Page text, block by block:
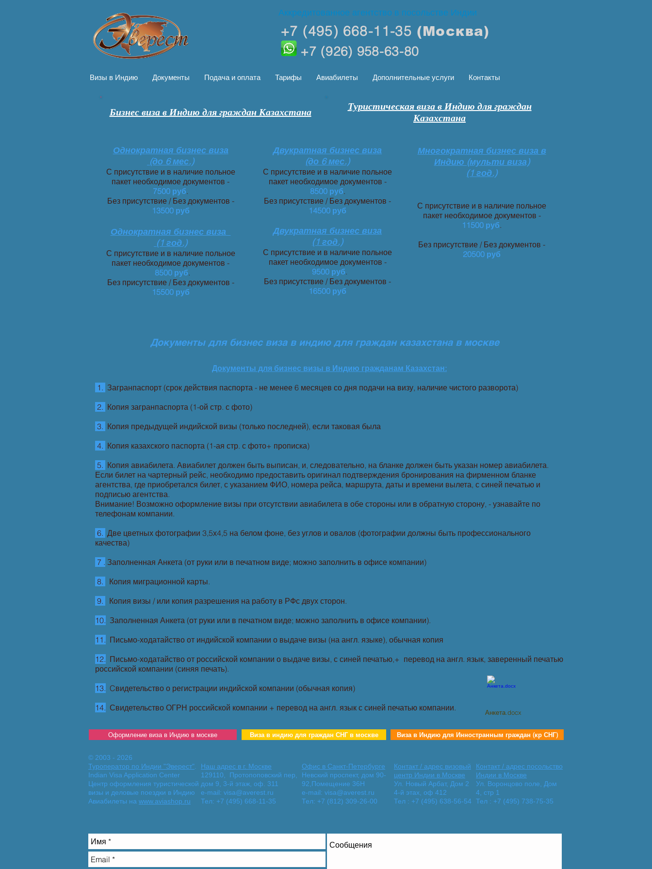
Визы в Индию Документы Подача и оплата Тарифы Авиабилеты Дополнительные услуги Контакты
Аккредитованное агентство в посольстве Индии
+7 (495) 668-11-35 (Москва)
+7 (926) 958-63-80
Бизнес виза в Индию для граждан Казахстана
Туристическая виза в Индию для граждан
Казахстана
Однократная бизнес виза
(до 6 мес.)
С присутствие и в наличие польное
пакет необходимое документов -
7500 руб.
Без присутствие / Без документов -
13500 руб
Однократная бизнес виза
(1 год.)
С присутствие и в наличие польное
пакет необходимое документов -
8500 руб.
Без присутствие / Без документов -
15500 руб
Двукратная бизнес виза
(до 6 мес.)
С присутствие и в наличие польное
пакет необходимое документов -
8500 руб.
Без присутствие / Без документов -
14500 руб
Двукратная бизнес виза
(1 год.)
С присутствие и в наличие польное
пакет необходимое документов -
9500 руб.
Без присутствие / Без документов -
16500 руб
Многократная бизнес виза в
Индию (мульти виза)
(1 год.)
С присутствие и в наличие польное
пакет необходимое документов -
11500 руб.
Без присутствие / Без документов -
20500 руб
Документы для бизнеc виза в индию для граждан казахстана в москве
Документы для бизнес визы в Индию гражданам Казахстан:
1. Загранпаспорт (срок действия паспорта - не менее 6 месяцев со дня подачи на визу, наличие чистого разворота)
2. Копия загранпаспорта (1-ой стр. с фото)
3. Копия предыдущей индийской визы (только последней), если таковая была
4. Копия казахского паспорта (1-ая стр. с фото+ прописка)
5. Копия авиабилета. Авиабилет должен быть выписан, и, следовательно, на бланке должен быть указан номер авиабилета.
Если билет на чартерный рейс, необходимо предоставить оригинал подтверждения бронирования на фирменном бланке
агентства, где приобретался билет, с указанием ФИО, номера рейса, маршрута, даты и времени вылета, с синей печатью и
подписью агентства.
Внимание! Возможно оформление визы при отсутствии авиабилета в обе стороны или в обратную сторону, - узнавайте по
телефонам компании.
6. Две цветных фотографии 3,5х4,5 на белом фоне, без углов и овалов (фотографии должны быть профессионального
качества)
7 . Заполненная Анкета (от руки или в печатном виде; можно заполнить в офисе компании)
8.
Копия миграционной карты.
9.
Копия визы / или копия разрешения на работу в РФс двух сторон.
10. Заполненная Анкета (от руки или в печатном виде; можно заполнить в офисе компании).
11. Письмо-ходатайство от индийской компании о выдаче визы (на англ. языке), обычная копия
12. Письмо-ходатайство от российской компании о выдаче визы, с синей печатью,+ перевод на англ. язык, заверенный печатью
российской компании (синяя печать).
13. Cвидетельство о регистрации индийской компании (обычная копия)
14. Свидетельство ОГРН российской компании + перевод на англ. язык с синей печатью компании. Анкета.docx
Оформление виза в Индию в москве Виза в индию для граждан СНГ в москве Виза в Индию для Инностранным граждан (кр СНГ)
© 2003 - 2026
Туроператор по Индии "Эверест"
Indian Visa Application Center
Центр оформления туристической
визы и деловые поездки в Индию
Авиабилеты на www.aviashop.ru
Наш адреc в г. Москве
129110, Протопоповский пер,
дом 9, 3-й этаж, оф. 311
e-mail: visa@averest.ru
Тел: +7 (495) 668-11-35
Офис в Санкт-Петербурге
Невский проспект, дом 90-
92,Помещение 36Н
e-mail: visa@averest.ru
Тел: +7 (812) 309-26-00
Контакт / адрес визовый
центр Индии в Москве
Ул. Новый Арбат, Дом 2
4-й этах, оф 412
Тел : +7 (495) 638‑56-54
Контакт / адрес посольство
Индии в Москве
Ул. Воронцово поле, Дом
4, стр 1
Тел : +7 (495) 738‑75-35